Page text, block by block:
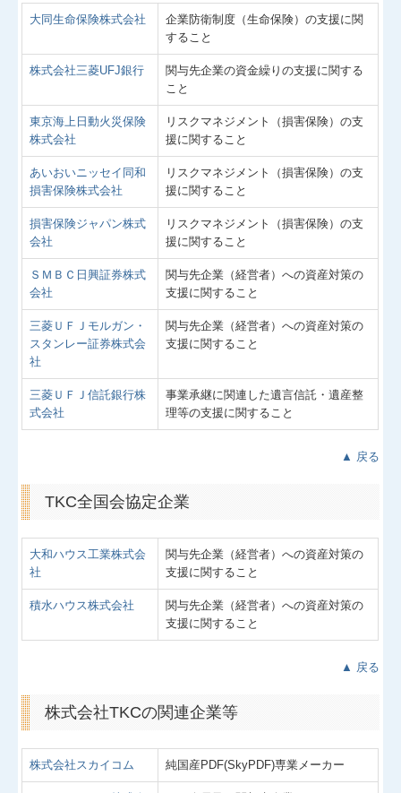
大同生命保険株式会社
企業防衛制度（生命保険）の支援に関
すること
株式会社三菱UFJ銀行
関与先企業の資金繰りの支援に関する
こと
東京海上日動火災保険
株式会社
リスクマネジメント（損害保険）の支
援に関すること
あいおいニッセイ同和
損害保険株式会社
リスクマネジメント（損害保険）の支
援に関すること
損害保険ジャパン株式
会社
リスクマネジメント（損害保険）の支
援に関すること
ＳＭＢＣ日興証券株式
会社
関与先企業（経営者）への資産対策の
支援に関すること
三菱ＵＦＪモルガン・
スタンレー証券株式会
社
関与先企業（経営者）への資産対策の
支援に関すること
三菱ＵＦＪ信託銀行株
式会社
事業承継に関連した遺言信託・遺産整
理等の支援に関すること
▲ 戻る
TKC全国会協定企業
大和ハウス工業株式会
社
関与先企業（経営者）への資産対策の
支援に関すること
積水ハウス株式会社
関与先企業（経営者）への資産対策の
支援に関すること
▲ 戻る
株式会社TKCの関連企業等
株式会社スカイコム 純国産PDF(SkyPDF)専業メーカー